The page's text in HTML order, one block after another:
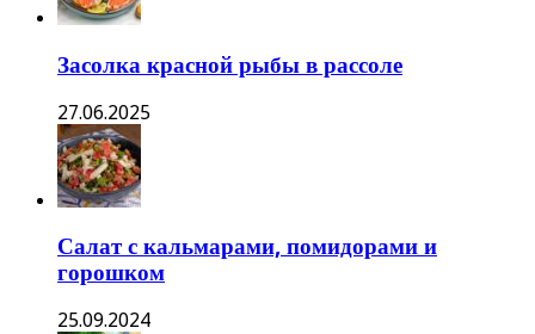
Засолка красной рыбы в рассоле
27.06.2025
Салат с кальмарами, помидорами и
горошком
25.09.2024